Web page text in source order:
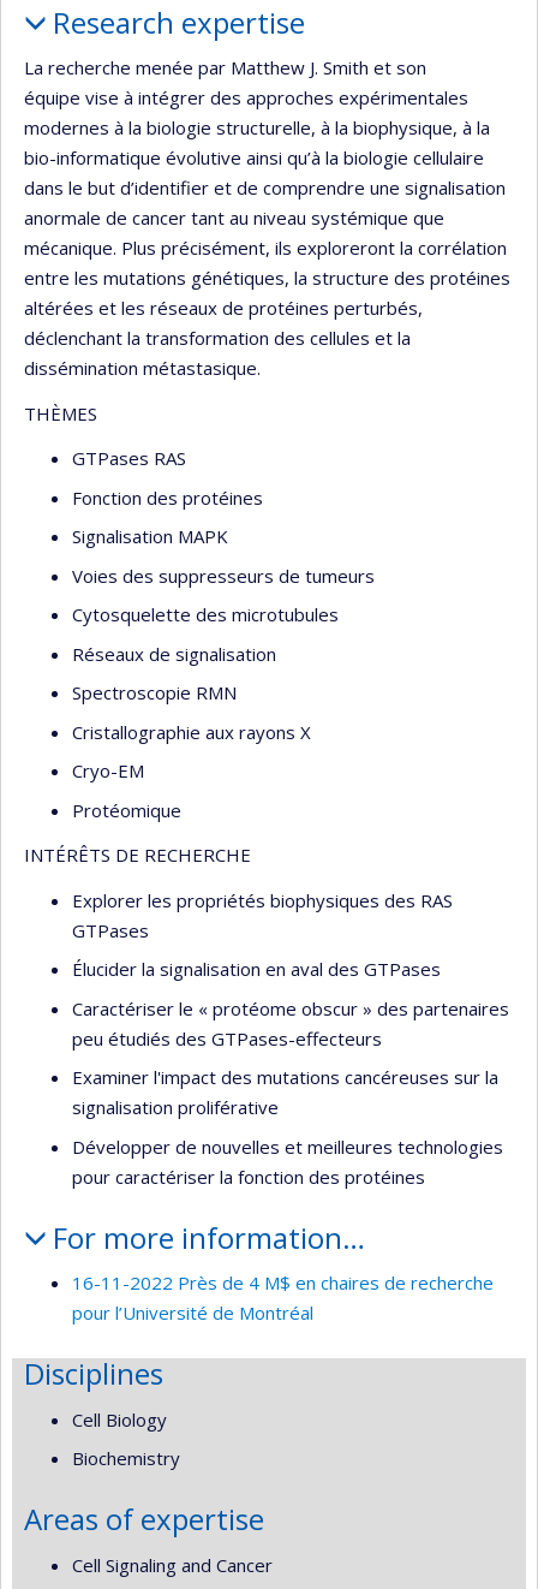
Research expertise
La recherche menée par Matthew J. Smith et son
équipe vise à intégrer des approches expérimentales
modernes à la biologie structurelle, à la biophysique, à la
bio-informatique évolutive ainsi qu’à la biologie cellulaire
dans le but d’identifier et de comprendre une signalisation
anormale de cancer tant au niveau systémique que
mécanique. Plus précisément, ils exploreront la corrélation
entre les mutations génétiques, la structure des protéines
altérées et les réseaux de protéines perturbés,
déclenchant la transformation des cellules et la
dissémination métastasique.
THÈMES
GTPases RAS
Fonction des protéines
Signalisation MAPK
Voies des suppresseurs de tumeurs
Cytosquelette des microtubules
Réseaux de signalisation
Spectroscopie RMN
Cristallographie aux rayons X
Cryo-EM
Protéomique
INTÉRÊTS DE RECHERCHE
Explorer les propriétés biophysiques des RAS
GTPases
Élucider la signalisation en aval des GTPases
Caractériser le « protéome obscur » des partenaires
peu étudiés des GTPases-effecteurs
Examiner l'impact des mutations cancéreuses sur la
signalisation proliférative
Développer de nouvelles et meilleures technologies
pour caractériser la fonction des protéines
For more information…
16-11-2022 Près de 4 M$ en chaires de recherche
pour l’Université de Montréal
Disciplines
Cell Biology
Biochemistry
Areas of expertise
Cell Signaling and Cancer